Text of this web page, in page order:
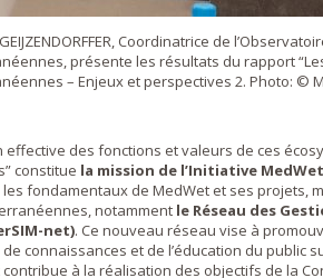
Coordinatrice de
présente les résultats du rapport
– Enjeux et perspectives 2. Photo: ©
effective des fonctions et valeurs de ces
constitue la mission de l’Initiative MedWet
les fondamentaux de MedWet et ses
notamment le Réseau des
net). Ce nouveau réseau vise à
de connaissances et de l’éducation du public
contribue à la réalisation des objectifs de la